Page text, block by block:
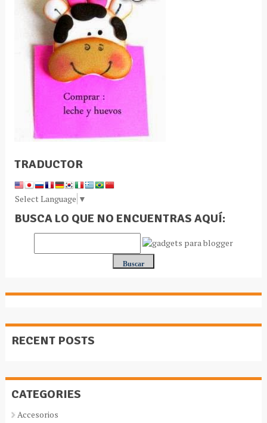
TRADUCTOR
Select Language ▼
BUSCA LO QUE NO ENCUENTRAS AQUÍ:
RECENT POSTS
CATEGORIES
Accesorios